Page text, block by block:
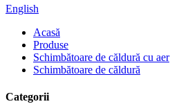
English
Acasă
Produse
Schimbătoare de căldură cu aer
Schimbătoare de căldură
Categorii